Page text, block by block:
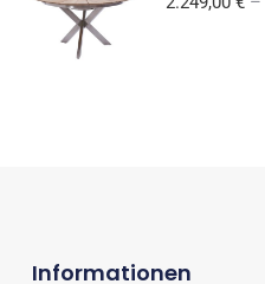
Informationen